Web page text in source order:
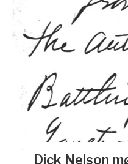
Dick Nelson